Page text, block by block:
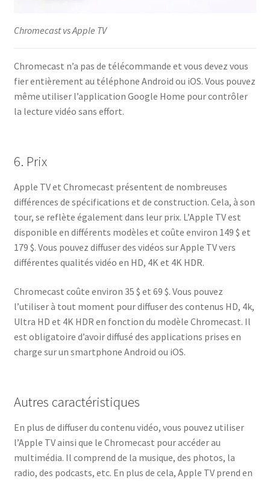
Chromecast vs Apple TV
Chromecast n’a pas de télécommande et vous devez vous
fier entièrement au téléphone Android ou iOS. Vous pouvez
même utiliser l’application Google Home pour contrôler
la lecture vidéo sans effort.
6. Prix
Apple TV et Chromecast présentent de nombreuses
différences de spécifications et de construction. Cela, à son
tour, se reflète également dans leur prix. L’Apple TV est
disponible en différents modèles et coûte environ 149 $ et
179 $. Vous pouvez diffuser des vidéos sur Apple TV vers
différentes qualités vidéo en HD, 4K et 4K HDR.
Chromecast coûte environ 35 $ et 69 $. Vous pouvez
l’utiliser à tout moment pour diffuser des contenus HD, 4k,
Ultra HD et 4K HDR en fonction du modèle Chromecast. Il
est obligatoire d’avoir diffusé des applications prises en
charge sur un smartphone Android ou iOS.
Autres caractéristiques
En plus de diffuser du contenu vidéo, vous pouvez utiliser
l’Apple TV ainsi que le Chromecast pour accéder au
multimédia. Il comprend de la musique, des photos, la
radio, des podcasts, etc. En plus de cela, Apple TV prend en